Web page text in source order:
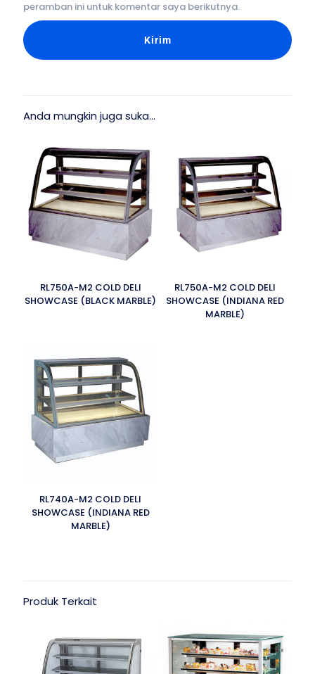
peramban ini untuk komentar saya berikutnya.
Anda mungkin juga suka…
RL750A-M2 COLD DELI
SHOWCASE (BLACK MARBLE)
RL750A-M2 COLD DELI
SHOWCASE (INDIANA RED
MARBLE)
RL740A-M2 COLD DELI
SHOWCASE (INDIANA RED
MARBLE)
Produk Terkait